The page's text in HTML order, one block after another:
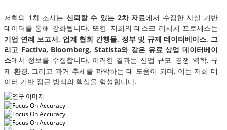
저희의 1차 조사는 신뢰할 수 있는 2차 자료에서 수집한 사실 기반
데이터를 통해 강화됩니다. 또한, 저희의 데스크 리서치 프로세스는
기업 연례 보고서, 업계 협회 간행물, 정부 및 규제 데이터베이스, 그
리고 Factiva, Bloomberg, Statista와 같은 유료 상업 데이터베이
스에서 정보를 수집합니다. 이러한 결과는 산업 규모, 경쟁 역학, 규
제 환경, 그리고 과거 추세를 파악하는 데 도움이 되며, 이는 저희 데
이터 기반 접근 방식의 핵심을 형성합니다.